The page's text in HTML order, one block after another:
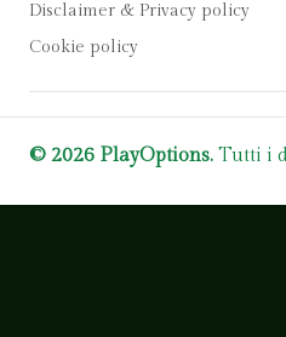
Disclaimer & Privacy policy
Cookie policy
© 2026 PlayOptions. Tutti i